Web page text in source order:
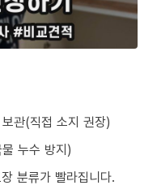
관(직접 소지 권장)
누수 방지)
분류가 빨라집니다.